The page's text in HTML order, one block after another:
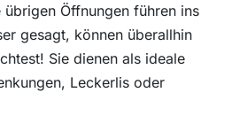
übrigen Öffnungen führen ins
gesagt, können überallhin
Sie dienen als ideale
Leckerlis oder